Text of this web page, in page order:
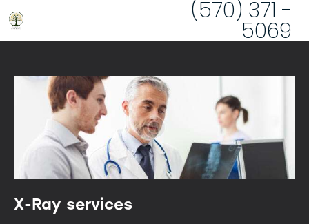
(570) 371 -
5069
X-Ray services